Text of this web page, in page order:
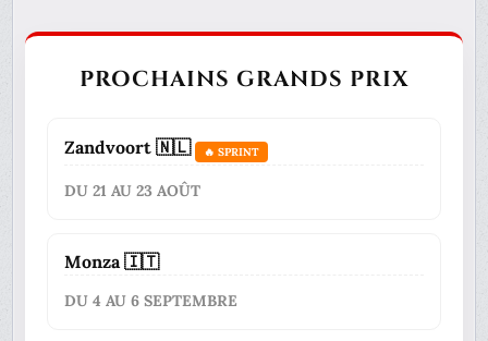
PROCHAINS GRANDS PRIX
Zandvoort 🇳🇱 🔥 SPRINT
DU 21 AU 23 AOÛT
Monza 🇮🇹
DU 4 AU 6 SEPTEMBRE